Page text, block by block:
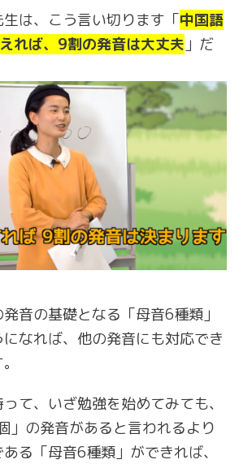
は、こう言い切ります「中国語
れば、9割の発音は大丈夫」だ
音の基礎となる「母音6種類」
なれば、他の発音にも対応でき
て、いざ勉強を始めてみても、
」の発音があると言われるより
る「母音6種類」ができれば、